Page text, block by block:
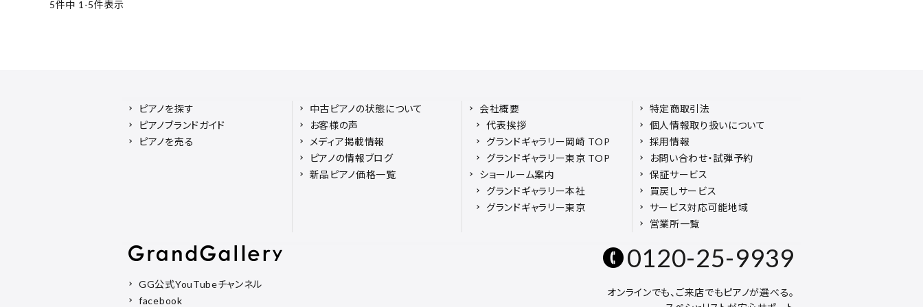
5件中 1 -5件表示
ピアノを探す
ピアノブランドガイド
ピアノを売る
中古ピアノの状態について
お客様の声
メディア掲載情報
ピアノの情報ブログ
新品ピアノ価格一覧
会社概要
代表挨拶
グランドギャラリー岡崎 TOP
グランドギャラリー東京 TOP
ショールーム案内
グランドギャラリー本社
グランドギャラリー東京
特定商取引法
個人情報取り扱いについて
採用情報
お問い合わせ・試弾予約
保証サービス
買戻しサービス
サービス対応可能地域
営業所一覧
GG公式YouTubeチャンネル
facebook
0120-25-9939
オンラインでも、ご来店でもピアノが選べる。